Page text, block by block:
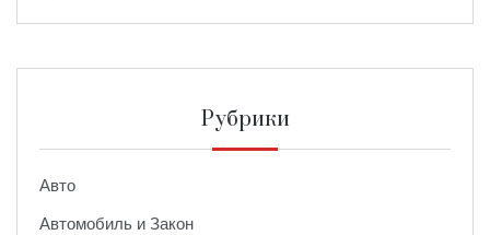
Рубрики
Авто
Автомобиль и Закон